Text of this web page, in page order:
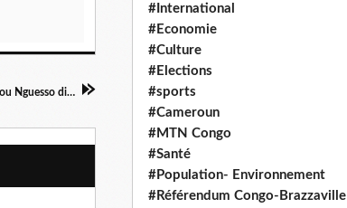
En construisant les infrastrcutures de base, Sassou Nguesso dit préparer le "relais à la jeunesse" !
#International
#Economie
#Culture
#Elections
#sports
#Cameroun
#MTN Congo
#Santé
#Population- Environnement
#Référendum Congo-Brazzaville